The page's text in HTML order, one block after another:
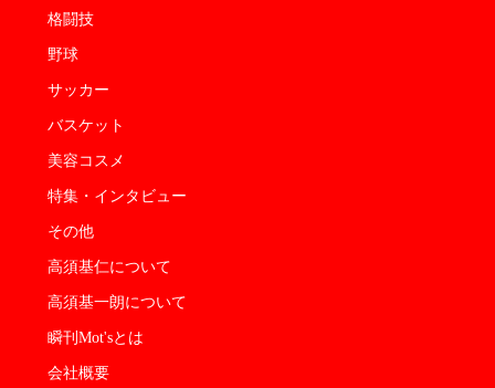
格闘技
野球
サッカー
バスケット
美容コスメ
特集・インタビュー
その他
高須基仁について
高須基一朗について
瞬刊Mot'sとは
会社概要